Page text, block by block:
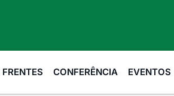
CONFERÊNCIA EVENTOS